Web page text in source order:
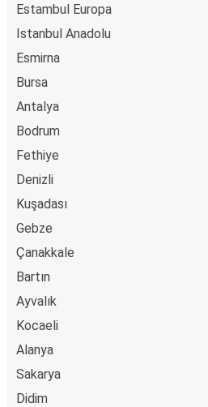
Estambul Europa
Istanbul Anadolu
Esmirna
Bursa
Antalya
Bodrum
Fethiye
Denizli
Kuşadası
Gebze
Çanakkale
Bartın
Ayvalık
Kocaeli
Alanya
Sakarya
Didim